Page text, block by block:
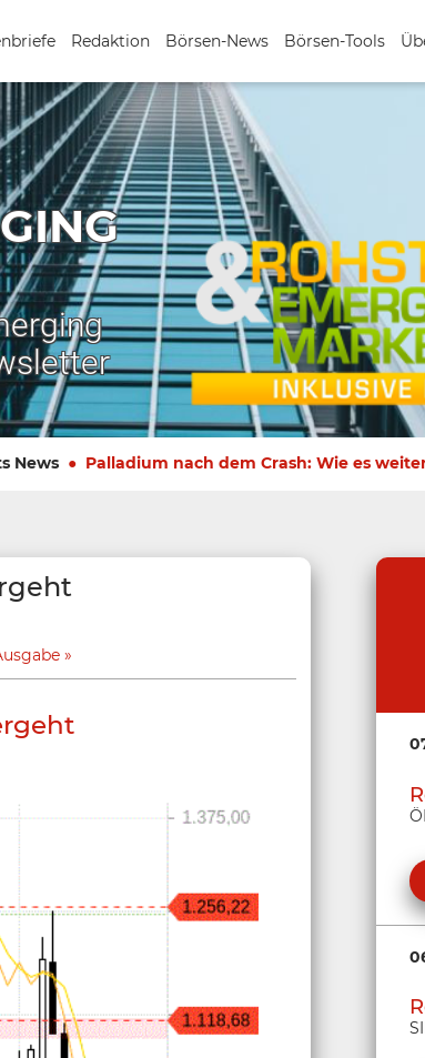
Redaktion Börsen-News Börsen-Tools
News Palladium nach dem Crash: Wie es